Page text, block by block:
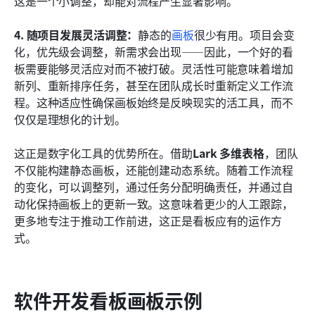
4. 随项目发展灵活调整：静态的画板很少有用。项目会变
化，优先级会调整，新需求会出现——因此，一个好的看
板需要能够灵活应对而不被打破。灵活性可能意味着增加
新列、重新排序任务，甚至在团队成长时重新定义工作流
程。这种适应性确保画板始终是反映现实的活工具，而不
仅仅是理想化的计划。
这正是数字化工具的优势所在。借助Lark 多维表格，团队
不仅能构建静态画板，还能创建动态系统。随着工作流程
的变化，可以调整列，通过任务分配明确责任，并通过自
动化保持画板上的更新一致。这意味着更少的人工跟踪，
更多地专注于推动工作前进，这正是看板应有的运作方
式。
软件开发看板画板示例